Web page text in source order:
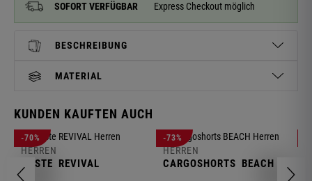
SOFORT VERFÜGBAR Express Checkout möglich
BESCHREIBUNG
MATERIAL
KUNDEN KAUFTEN AUCH
-70%
HERREN
WESTE REVIVAL
-73%
HERREN
CARGOSHORTS BEACH